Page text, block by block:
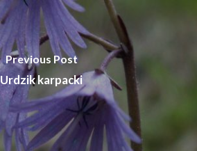
Previous Post
Urdzik karpacki